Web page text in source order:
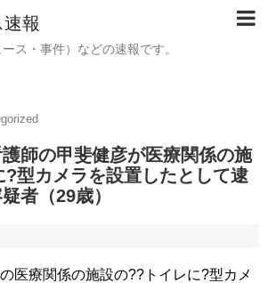
報
ス・事件）などの速報です。
師の甲斐健彦が医療関係の施
型カメラを設置したとして逮
者（29歳）
医療関係の施設の??トイレに?型カメ